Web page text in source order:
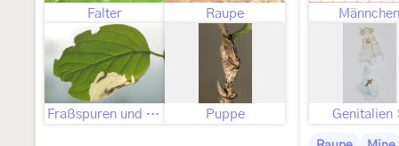
Falter Raupe
Fraßspuren und Befallsbild Puppe
Männchen
Genitalien